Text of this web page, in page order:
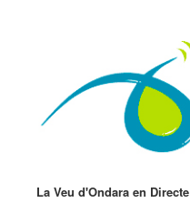
La Veu d'Ondara en Directe